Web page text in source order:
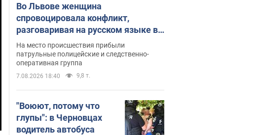
Во Львове женщина
спровоцировала конфликт,
разговаривая на русском языке в
маршрутке: полиция составила
административный протокол.
Видео
На место происшествия прибыли
патрульные полицейские и следственно-
оперативная группа
7.08.2026 18:40 9,8 т.
"Воюют, потому что
глупы": в Черновцах
водитель автобуса